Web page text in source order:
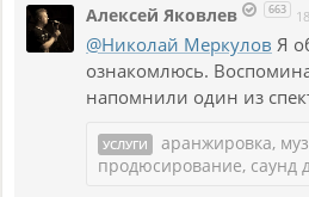
Алексей Яковлев 663
@Николай Меркулов Я
ознакомлюсь.
напомнили один из
УСЛУГИ
аранжировка,
продюсирование, саунд